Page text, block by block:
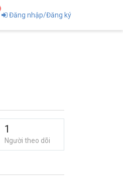
Đăng nhập/Đăng ký
1
Người theo dõi